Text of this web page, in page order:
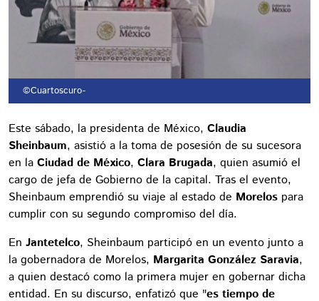
©Cuartoscuro-
Este sábado, la presidenta de México, Claudia
Sheinbaum, asistió a la toma de posesión de su sucesora
en la Ciudad de México, Clara Brugada, quien asumió el
cargo de jefa de Gobierno de la capital. Tras el evento,
Sheinbaum emprendió su viaje al estado de Morelos para
cumplir con su segundo compromiso del día.
En Jantetelco, Sheinbaum participó en un evento junto a
la gobernadora de Morelos, Margarita González Saravia,
a quien destacó como la primera mujer en gobernar dicha
entidad. En su discurso, enfatizó que "es tiempo de